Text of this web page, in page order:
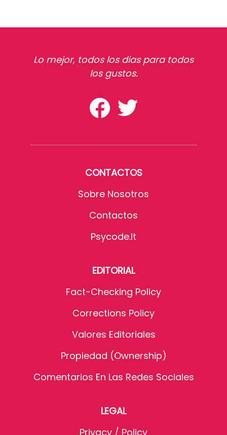
Lo mejor, todos los dias para todos
los gustos.
CONTACTOS
Sobre Nosotros
Contactos
Psycode.it
EDITORIAL
Fact-Checking Policy
Corrections Policy
Valores Editoriales
Propiedad (Ownership)
Comentarios En Las Redes Sociales
LEGAL
Privacy / Policy